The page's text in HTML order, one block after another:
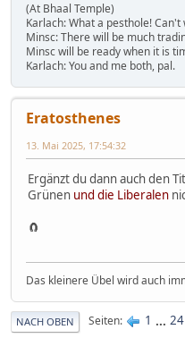
(At Bhaal Temple)
Karlach: What a pesthole!
Minsc: There will be much
Minsc will be ready when it is
Karlach: You and me both, pal.
Eratosthenes
13. Mai 2025, 17:54:32
Ergänzt du dann auch den
Grünen und die Liberalen
🧲
Das kleinere Übel wird auch
NACH OBEN Seiten 1 ... 24